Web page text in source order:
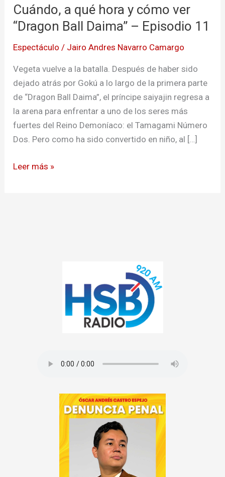
Cuándo, a qué hora y cómo ver
“Dragon Ball Daima” – Episodio 11
Espectáculo / Jairo Andres Navarro Camargo
Vegeta vuelve a la batalla. Después de haber sido
dejado atrás por Gokú a lo largo de la primera parte
de “Dragon Ball Daima”, el príncipe saiyajin regresa a
la arena para enfrentar a uno de los seres más
fuertes del Reino Demoníaco: el Tamagami Número
Dos. Pero como ha sido convertido en niño, al […]
qué
hora
cómo
ver
“Dragon
Ball
Daima”
–
Episodio
Leer más »